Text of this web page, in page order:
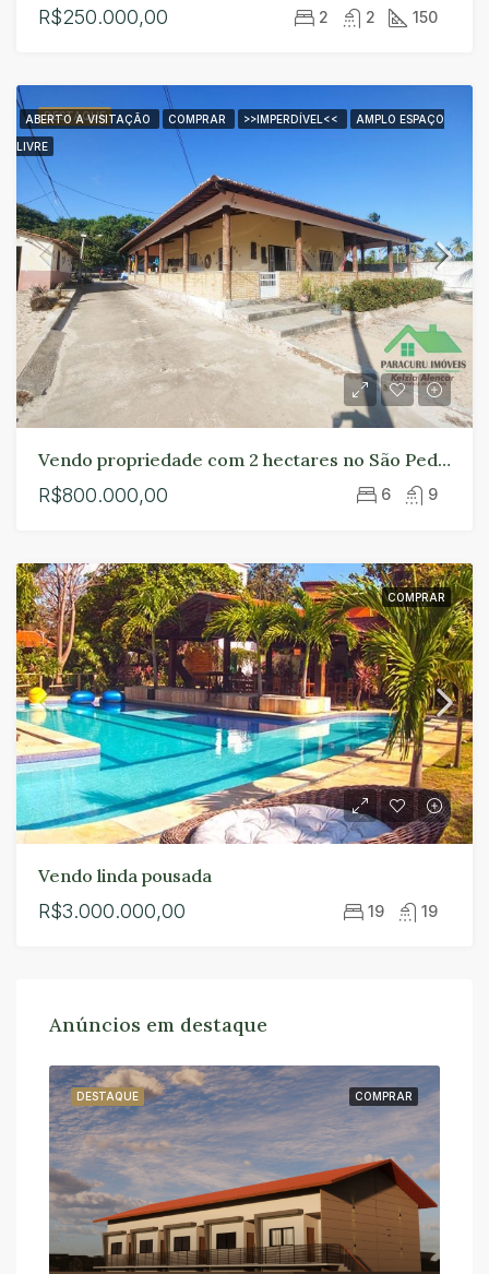
R$250.000,00 2 2 150
DESTAQUE
ABERTO A VISITAÇÃO COMPRAR >>IMPERDÍVEL<< AMPLO ESPAÇO
LIVRE
Vendo propriedade com 2 hectares no São Pedro no Paracuru.
R$800.000,00 6 9
COMPRAR
Vendo linda pousada
R$3.000.000,00 19 19
Anúncios em destaque
COMPRAR
DESTAQUE